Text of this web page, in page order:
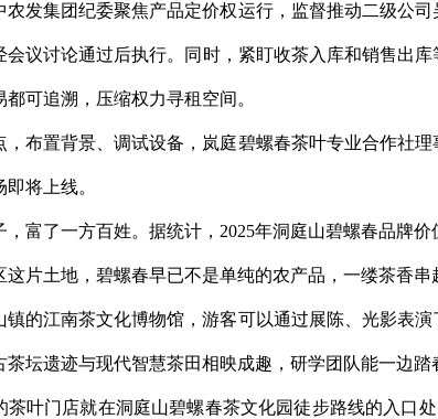
农发集团纪委聚焦产品定价权运行，监督推动二级公
会议讨论通过后执行。同时，紧盯收茶入库和销售出
可追溯，压缩权力寻租空间。
，布置背景、调试设备，岚庭碧螺春茶叶专业合作社
将上线。
，富了一方百姓。据统计，2025年洞庭山碧螺春品牌价
这片土地，碧螺春早已不是单纯的农产品，一缕茶香串
镇的江南茶文化博物馆，游客可以通过展陈、光影表
茶坛遗迹与现代智慧茶田相映成趣，研学团队能一边踏
茶叶门店就在洞庭山碧螺春茶文化园徒步路线的入口